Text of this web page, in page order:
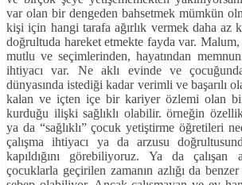
var olan bir dengeden bahsetmek mümkün
kişi için hangi tarafa ağırlık vermek daha az
doğrultuda hareket etmekte fayda var.
mutlu ve seçimlerinden, hayatından
ihtiyacı var. Ne aklı evinde ve
dünyasında istediği kadar verimli ve başarılı
kalan ve içten içe bir kariyer özlemi olan
kurduğu ilişki sağlıklı olabilir. örneğin
ya da “sağlıklı” çocuk yetiştirme öğretileri
çalışma ihtiyacı ya da arzusu
kapıldığını görebiliyoruz. Ya da çalışan
çocuklarla geçirilen zamanın azlığı da